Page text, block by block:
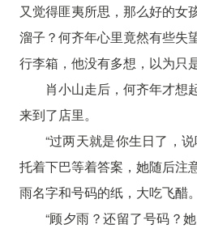
又觉得匪夷所思，那么好的女
溜子？何齐年心里竟然有些失
行李箱，他没有多想，以为只
肖小山走后，何齐年才想
来到了店里。
“过两天就是你生日了，
托着下巴等着答案，她随后注
雨名字和号码的纸，大吃飞醋。
“顾夕雨？还留了号码？